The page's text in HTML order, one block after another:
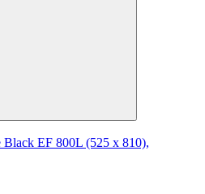
EF 800L (525 х 810),